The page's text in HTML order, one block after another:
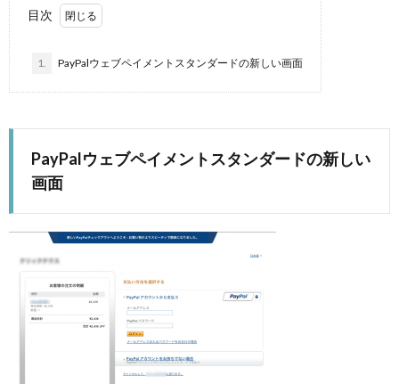
目次
1. PayPalウェブペイメントスタンダードの新しい画面
PayPalウェブペイメントスタンダードの新しい
画面